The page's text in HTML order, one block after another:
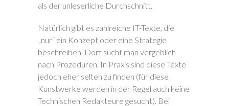
als der unleserliche Durchschnitt.
Natürlich gibt es zahlreiche IT-Texte, die
„nur“ ein Konzept oder eine Strategie
beschreiben. Dort sucht man vergeblich
nach Prozeduren. In Praxis sind diese Texte
jedoch eher selten zu finden (für diese
Kunstwerke werden in der Regel auch keine
Technischen Redakteure gesucht). Bei